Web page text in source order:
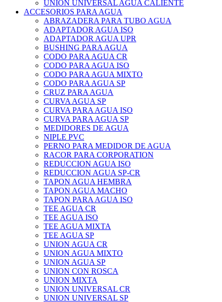
UNION UNIVERSAL AGUA CALIENTE
ACCESORIOS PARA AGUA
ABRAZADERA PARA TUBO AGUA
ADAPTADOR AGUA ISO
ADAPTADOR AGUA UPR
BUSHING PARA AGUA
CODO PARA AGUA CR
CODO PARA AGUA ISO
CODO PARA AGUA MIXTO
CODO PARA AGUA SP
CRUZ PARA AGUA
CURVA AGUA SP
CURVA PARA AGUA ISO
CURVA PARA AGUA SP
MEDIDORES DE AGUA
NIPLE PVC
PERNO PARA MEDIDOR DE AGUA
RACOR PARA CORPORATION
REDUCCION AGUA ISO
REDUCCION AGUA SP-CR
TAPON AGUA HEMBRA
TAPON AGUA MACHO
TAPON PARA AGUA ISO
TEE AGUA CR
TEE AGUA ISO
TEE AGUA MIXTA
TEE AGUA SP
UNION AGUA CR
UNION AGUA MIXTO
UNION AGUA SP
UNION CON ROSCA
UNION MIXTA
UNION UNIVERSAL CR
UNION UNIVERSAL SP